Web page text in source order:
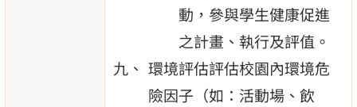
動，參與學生健康促進
之計畫、執行及評值。
環境評估評估校園內環境危
險因子（如：活動場、飲